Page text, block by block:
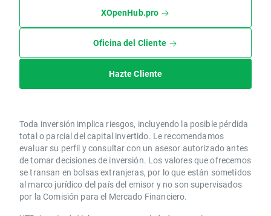
XOpenHub.pro
Oficina del Cliente
Hazte Cliente
Toda inversión implica riesgos, incluyendo la posible pérdida
total o parcial del capital invertido. Le recomendamos
evaluar su perfil y consultar con un asesor autorizado antes
de tomar decisiones de inversión. Los valores que ofrecemos
se transan en bolsas extranjeras, por lo que están sometidos
al marco jurídico del país del emisor y no son supervisados
por la Comisión para el Mercado Financiero.